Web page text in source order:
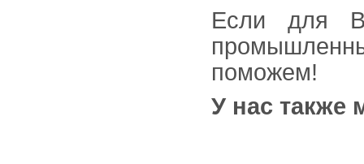
Если для
поможем!
У нас также